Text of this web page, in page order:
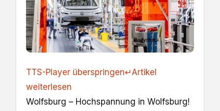
TTS-Player überspringen↵Artikel
weiterlesen
Wolfsburg – Hochspannung in Wolfsburg!